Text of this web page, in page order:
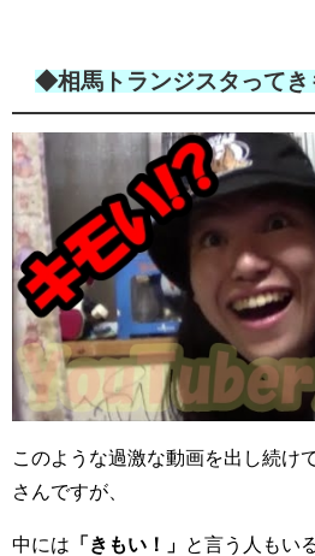
◆相馬トランジスタってき
このような過激な動画を出し続け
さんですが、
中には 「きもい！」 と言う人もい